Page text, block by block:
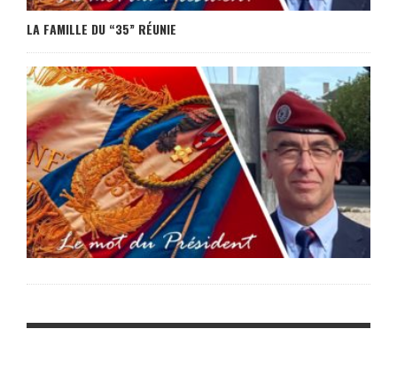
LA FAMILLE DU “35” RÉUNIE